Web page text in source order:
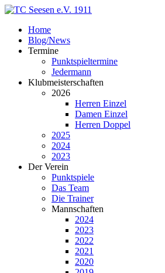
Home
Blog/News
Termine
Punktspieltermine
Jedermann
Klubmeisterschaften
2026
Herren Einzel
Damen Einzel
Herren Doppel
2025
2024
2023
Der Verein
Punktspiele
Das Team
Die Trainer
Mannschaften
2024
2023
2022
2021
2020